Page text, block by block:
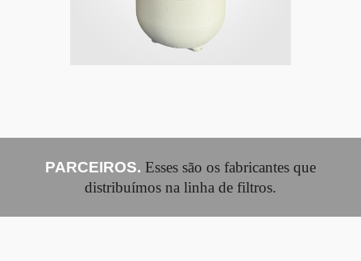
PARCEIROS. Esses são os fabricantes que
distribuímos na linha de filtros.